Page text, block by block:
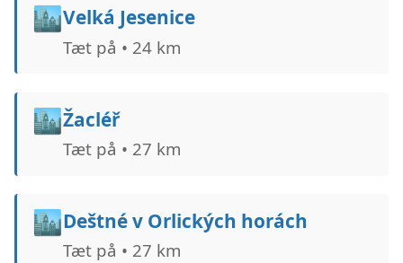
🏙️Velká Jesenice
Tæt på • 24 km
🏙️Žacléř
Tæt på • 27 km
🏙️Deštné v Orlických horách
Tæt på • 27 km